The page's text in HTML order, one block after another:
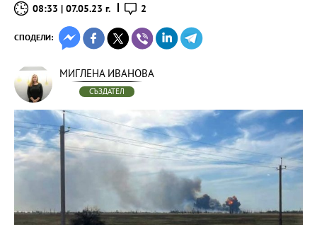
08:33 | 07.05.23 г. 2
СПОДЕЛИ:
МИГЛЕНА ИВАНОВА
СЪЗДАТЕЛ